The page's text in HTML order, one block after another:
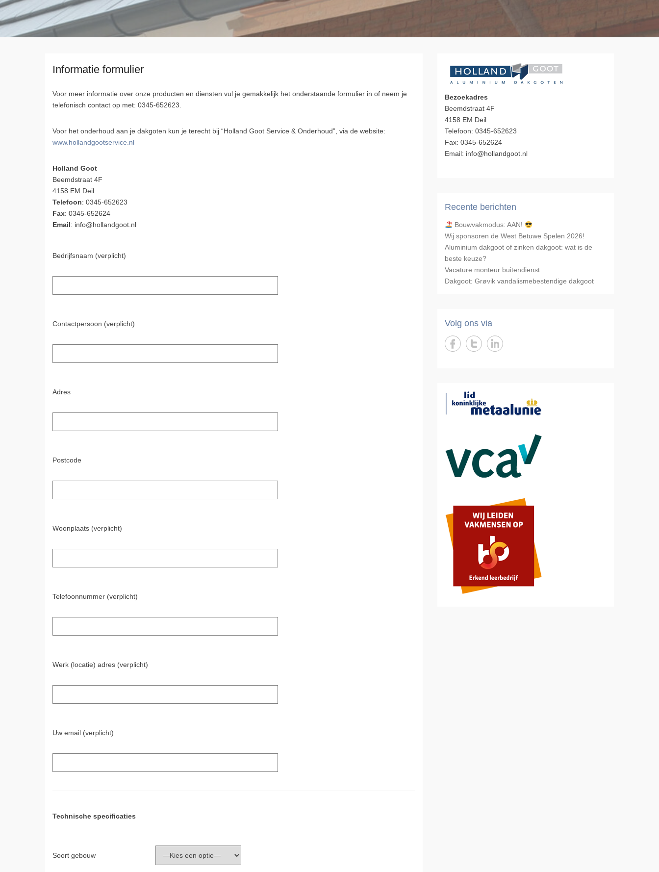
Informatie formulier
Voor meer informatie over onze producten en diensten vul je gemakkelijk het onderstaande formulier in of neem je
telefonisch contact op met: 0345-652623.
Voor het onderhoud aan je dakgoten kun je terecht bij “Holland Goot Service & Onderhoud”, via de website:
www.hollandgootservice.nl
Holland Goot
Beemdstraat 4F
4158 EM Deil
Telefoon: 0345-652623
Fax: 0345-652624
Email: info@hollandgoot.nl
Bedrijfsnaam (verplicht)
Contactpersoon (verplicht)
Adres
Postcode
Woonplaats (verplicht)
Telefoonnummer (verplicht)
Werk (locatie) adres (verplicht)
Uw email (verplicht)
Technische specificaties
Soort gebouw
Bezoekadres
Beemdstraat 4F
4158 EM Deil
Telefoon: 0345-652623
Fax: 0345-652624
Email: info@hollandgoot.nl
Recente berichten
Bouwvakmodus: AAN!
Wij sponsoren de West Betuwe Spelen 2026!
Aluminium dakgoot of zinken dakgoot: wat is de
beste keuze?
Vacature monteur buitendienst
Dakgoot: Grøvik vandalismebestendige dakgoot
Volg ons via